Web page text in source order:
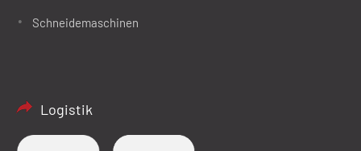
Schneidemaschinen
Logistik